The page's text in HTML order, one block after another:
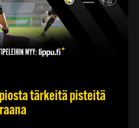
tärkeitä pisteitä